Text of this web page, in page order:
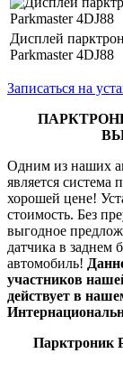
Дисплей
Parkmaster 4DJ88
Записаться на
Одним из наших
является
хорошей цене!
стоимость. Без
выгодное
датчика в заднем
автомобиль!
участников
действует в
Парктроник